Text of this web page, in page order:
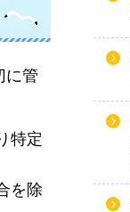
に管
特定
を除